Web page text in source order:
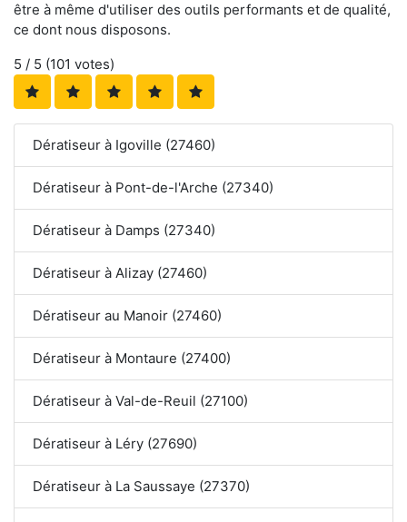
être à même d'utiliser des outils performants et de qualité,
ce dont nous disposons.
5 / 5 (101 votes)
Dératiseur à Igoville (27460)
Dératiseur à Pont-de-l'Arche (27340)
Dératiseur à Damps (27340)
Dératiseur à Alizay (27460)
Dératiseur au Manoir (27460)
Dératiseur à Montaure (27400)
Dératiseur à Val-de-Reuil (27100)
Dératiseur à Léry (27690)
Dératiseur à La Saussaye (27370)